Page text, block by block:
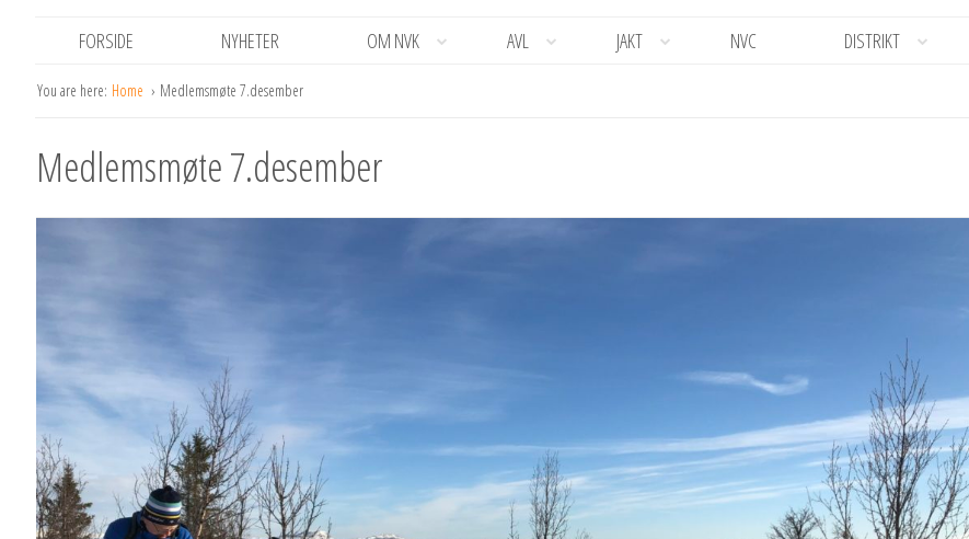
FORSIDE NYHETER OM NVK AVL JAKT NVC DISTRIKT
You are here: Home Medlemsmøte 7.desember
Medlemsmøte 7.desember